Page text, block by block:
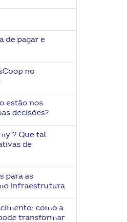
de pagar e
no
estão nos
decisões?
Que tal
de
para as
Infraestrutura
como a
transformar